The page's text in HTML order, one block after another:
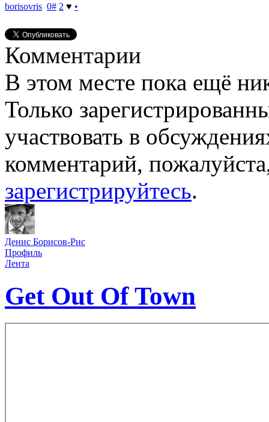
borisovris 0# 2 ♥ •
Комментарии
В этом месте пока ещё
Только
участвовать в
комментарий,
зарегистрируйтесь.
Денис Борисов-Рис
Профиль
Лента
Get Out Of Town